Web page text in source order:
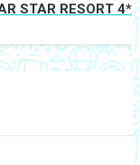
STAR RESORT 4*